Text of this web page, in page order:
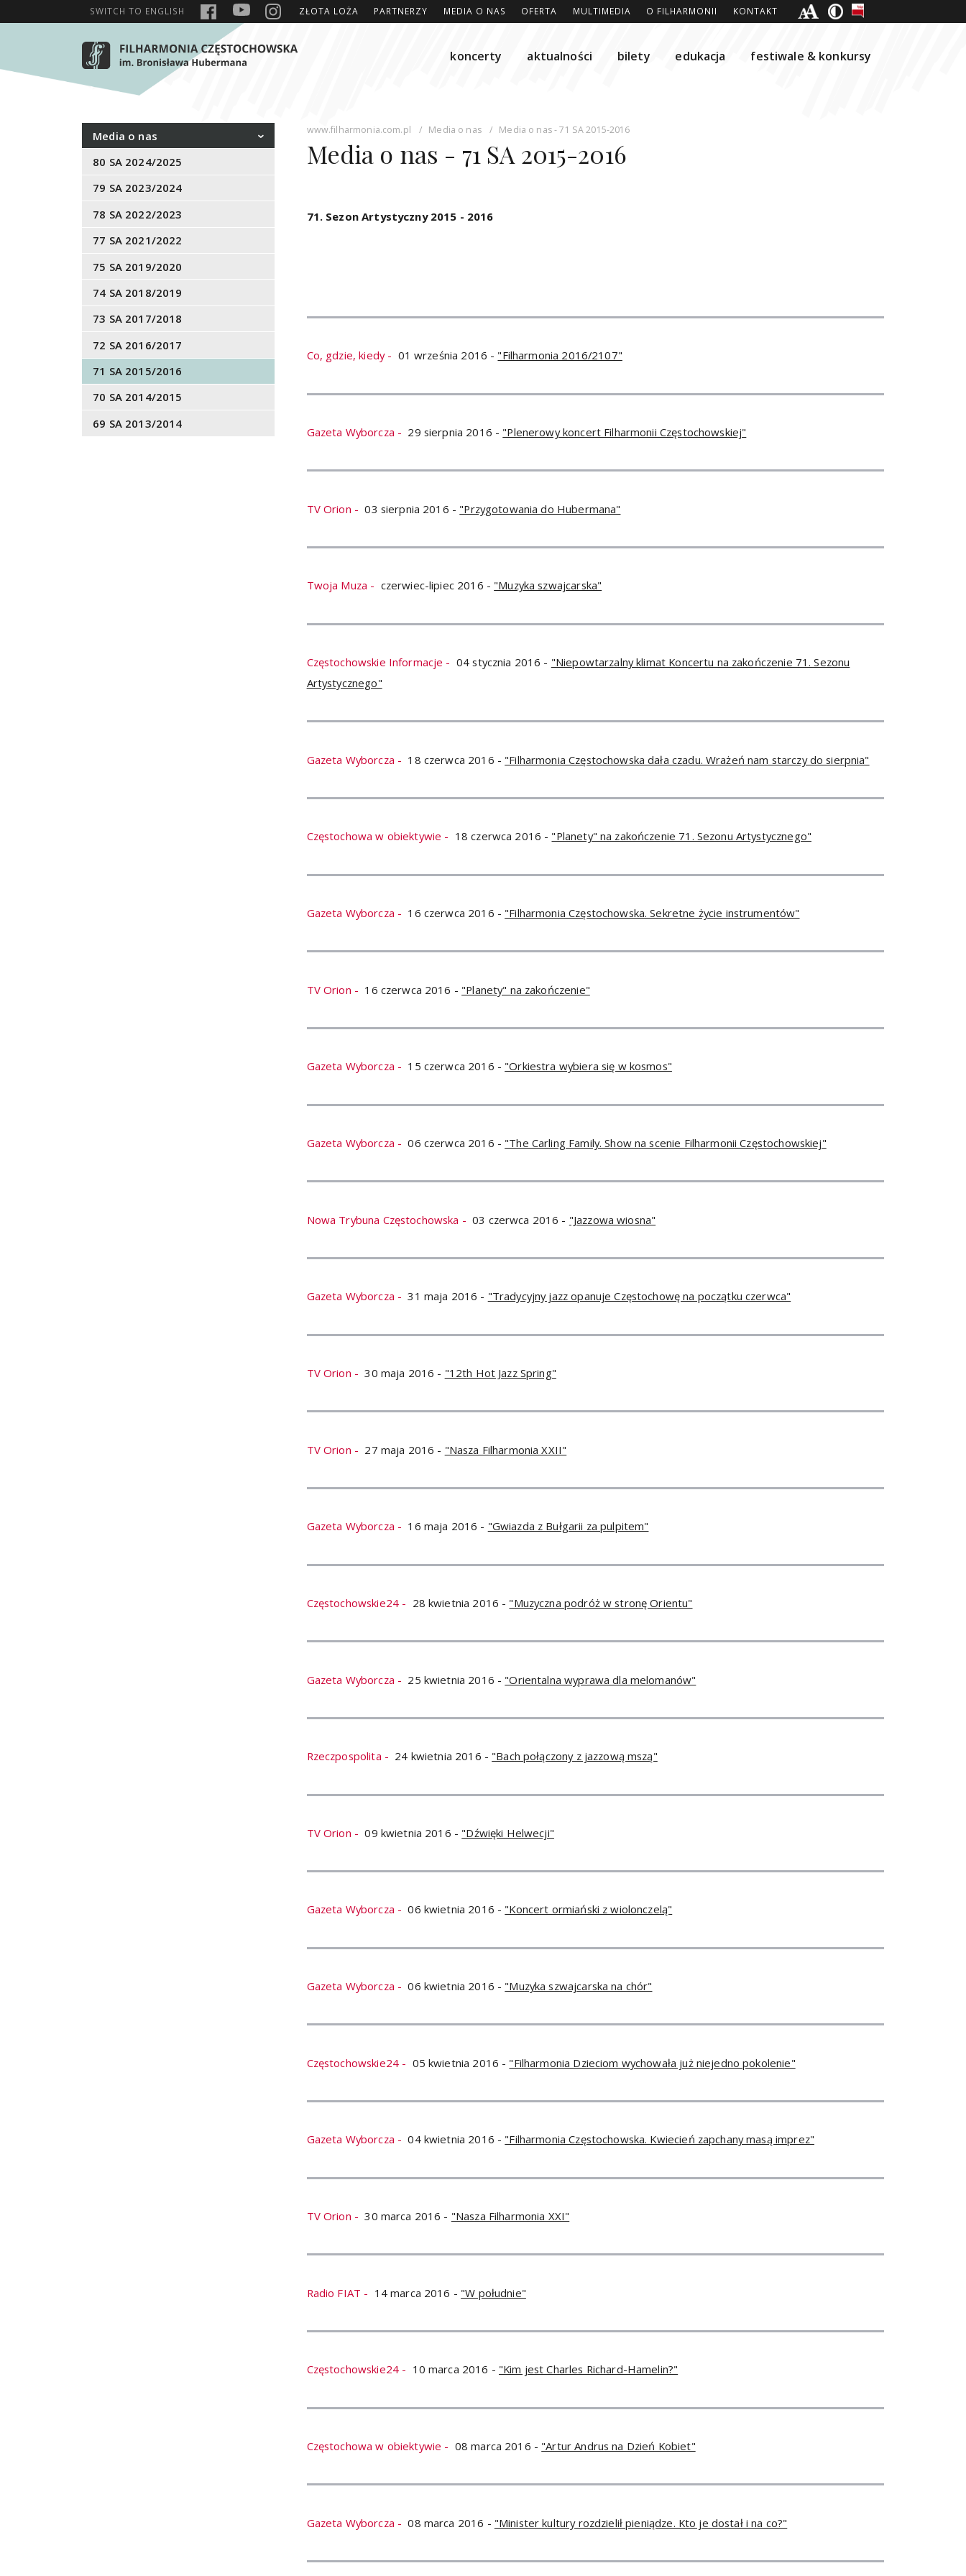
SWITCH TO ENGLISH ZŁOTA LOŻA PARTNERZY MEDIA O NAS OFERTA MULTIMEDIA O FILHARMONII KONTAKT
koncerty aktualności bilety edukacja festiwale & konkursy
Media o nas
80 SA 2024/2025
79 SA 2023/2024
78 SA 2022/2023
77 SA 2021/2022
75 SA 2019/2020
74 SA 2018/2019
73 SA 2017/2018
72 SA 2016/2017
71 SA 2015/2016
70 SA 2014/2015
69 SA 2013/2014
www.filharmonia.com.pl / Media o nas / Media o nas - 71 SA 2015-2016
Media o nas - 71 SA 2015-2016
71. Sezon Artystyczny 2015 - 2016
Co, gdzie, kiedy - 01 września 2016 - "Filharmonia 2016/2107"
Gazeta Wyborcza - 29 sierpnia 2016 - "Plenerowy koncert Filharmonii Częstochowskiej"
TV Orion - 03 sierpnia 2016 - "Przygotowania do Hubermana"
Twoja Muza - czerwiec-lipiec 2016 - "Muzyka szwajcarska"
Częstochowskie Informacje - 04 stycznia 2016 - "Niepowtarzalny klimat Koncertu na zakończenie 71. Sezonu
Artystycznego"
Gazeta Wyborcza - 18 czerwca 2016 - "Filharmonia Częstochowska dała czadu. Wrażeń nam starczy do sierpnia"
Częstochowa w obiektywie - 18 czerwca 2016 - "Planety" na zakończenie 71. Sezonu Artystycznego"
Gazeta Wyborcza - 16 czerwca 2016 - "Filharmonia Częstochowska. Sekretne życie instrumentów"
TV Orion - 16 czerwca 2016 - "Planety" na zakończenie"
Gazeta Wyborcza - 15 czerwca 2016 - "Orkiestra wybiera się w kosmos"
Gazeta Wyborcza - 06 czerwca 2016 - "The Carling Family. Show na scenie Filharmonii Częstochowskiej"
Nowa Trybuna Częstochowska - 03 czerwca 2016 - "Jazzowa wiosna"
Gazeta Wyborcza - 31 maja 2016 - "Tradycyjny jazz opanuje Częstochowę na początku czerwca"
TV Orion - 30 maja 2016 - "12th Hot Jazz Spring"
TV Orion - 27 maja 2016 - "Nasza Filharmonia XXII"
Gazeta Wyborcza - 16 maja 2016 - "Gwiazda z Bułgarii za pulpitem"
Częstochowskie24 - 28 kwietnia 2016 - "Muzyczna podróż w stronę Orientu"
Gazeta Wyborcza - 25 kwietnia 2016 - "Orientalna wyprawa dla melomanów"
Rzeczpospolita - 24 kwietnia 2016 - "Bach połączony z jazzową mszą"
TV Orion - 09 kwietnia 2016 - "Dźwięki Helwecji"
Gazeta Wyborcza - 06 kwietnia 2016 - "Koncert ormiański z wiolonczelą"
Gazeta Wyborcza - 06 kwietnia 2016 - "Muzyka szwajcarska na chór"
Częstochowskie24 - 05 kwietnia 2016 - "Filharmonia Dzieciom wychowała już niejedno pokolenie"
Gazeta Wyborcza - 04 kwietnia 2016 - "Filharmonia Częstochowska. Kwiecień zapchany masą imprez"
TV Orion - 30 marca 2016 - "Nasza Filharmonia XXI"
Radio FIAT - 14 marca 2016 - "W południe"
Częstochowskie24 - 10 marca 2016 - "Kim jest Charles Richard-Hamelin?"
Częstochowa w obiektywie - 08 marca 2016 - "Artur Andrus na Dzień Kobiet"
Gazeta Wyborcza - 08 marca 2016 - "Minister kultury rozdzielił pieniądze. Kto je dostał i na co?"